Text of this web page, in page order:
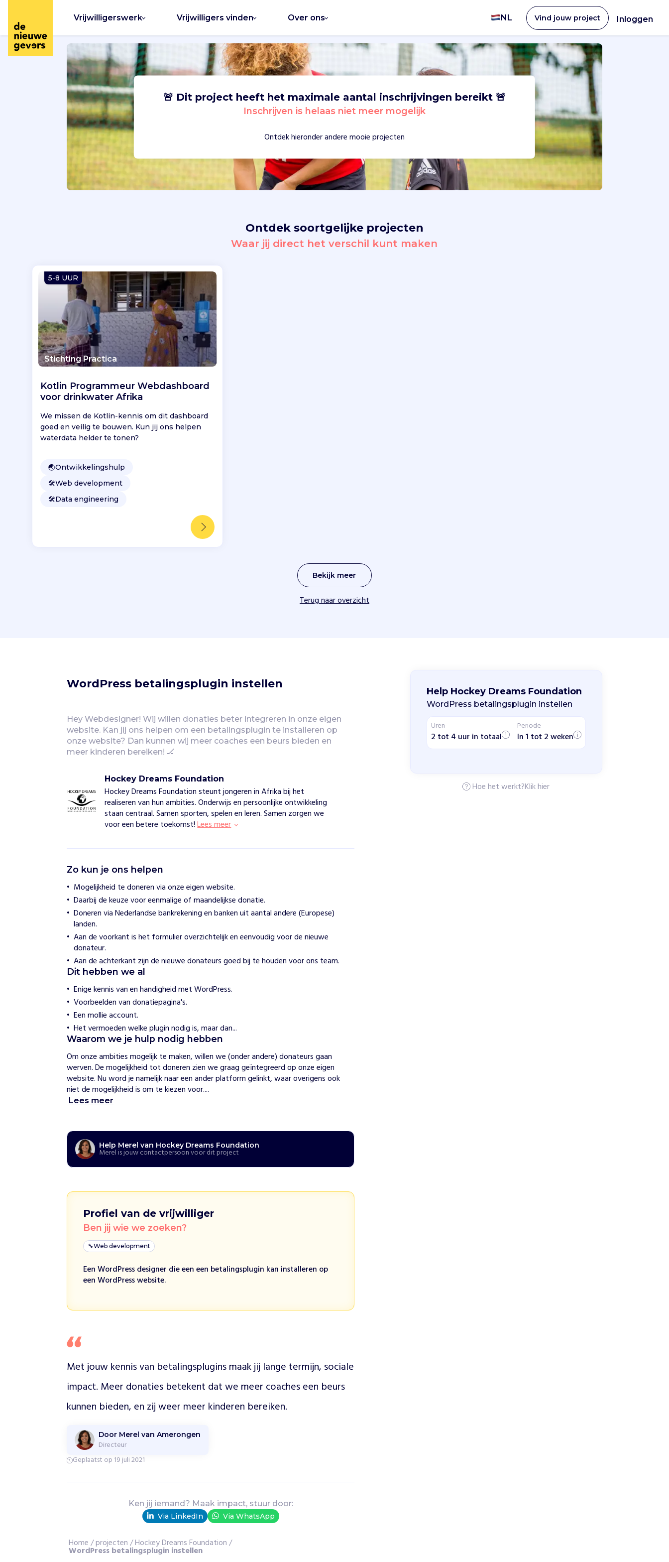
Vrijwilligerswerk Vrijwilligers vinden Over ons NL Vind jouw project Inloggen
🚨 Dit project heeft het maximale aantal inschrijvingen bereikt 🚨
Inschrijven is helaas niet meer mogelijk
Ontdek hieronder andere mooie projecten
Ontdek soortgelijke projecten
Waar jij direct het verschil kunt maken
5-8 UUR
Stichting Practica
Kotlin Programmeur Webdashboard
voor drinkwater Afrika
We missen de Kotlin-kennis om dit dashboard
goed en veilig te bouwen. Kun jij ons helpen
waterdata helder te tonen?
🌏Ontwikkelingshulp
🛠️Web development
🛠️Data engineering
Bekijk meer
Terug naar overzicht
WordPress betalingsplugin instellen
Hey Webdesigner! Wij willen donaties beter integreren in onze eigen
website. Kan jij ons helpen om een betalingsplugin te installeren op
onze website? Dan kunnen wij meer coaches een beurs bieden en
meer kinderen bereiken! 🏒
Hockey Dreams Foundation
Hockey Dreams Foundation steunt jongeren in Afrika bij het
realiseren van hun ambities. Onderwijs en persoonlijke ontwikkeling
staan centraal. Samen sporten, spelen en leren. Samen zorgen we
voor een betere toekomst!Lees meer
o
k
e
y
D
r
e
a
m
s
F
o
u
n
d
t
i
n
H
o
e
e
l
p
e
H
s
o
u
d
t
o
s
t
e
u
e
r
Zo kun je ons helpen
Mogelijkheid te doneren via onze eigen website.
Daarbij de keuze voor eenmalige of maandelijkse donatie.
Doneren via Nederlandse bankrekening en banken uit aantal andere (Europese)
landen.
Aan de voorkant is het formulier overzichtelijk en eenvoudig voor de nieuwe
donateur.
Aan de achterkant zijn de nieuwe donateurs goed bij te houden voor ons team.
Dit hebben we al
Enige kennis van en handigheid met WordPress.
Voorbeelden van donatiepagina's.
Een mollie account.
Het vermoeden welke plugin nodig is, maar dan...
Waarom we je hulp nodig hebben
Om onze ambities mogelijk te maken, willen we (onder andere) donateurs gaan
werven. De mogelijkheid tot doneren zien we graag geïntegreerd op onze eigen
website. Nu word je namelijk naar een ander platform gelinkt, waar overigens ook
niet de mogelijkheid is om te kiezen voor....
Lees meer
Help Merel van Hockey Dreams Foundation
Merel is jouw contactpersoon voor dit project
Profiel van de vrijwilliger
Ben jij wie we zoeken?
🔧Web development
Een WordPress designer die een een betalingsplugin kan installeren op
een WordPress website.
Met jouw kennis van betalingsplugins maak jij lange termijn, sociale
impact. Meer donaties betekent dat we meer coaches een beurs
kunnen bieden, en zij weer meer kinderen bereiken.
Door Merel van Amerongen
Directeur
Geplaatst op 19 juli 2021
Ken jij iemand? Maak impact, stuur door:
Via LinkedIn Via WhatsApp
Home /projecten /Hockey Dreams Foundation /
WordPress betalingsplugin instellen
Help Hockey Dreams Foundation
WordPress betalingsplugin instellen
Uren
2 tot 4 uur in totaal
Periode
In 1 tot 2 weken
Hoe het werkt?Klik hier